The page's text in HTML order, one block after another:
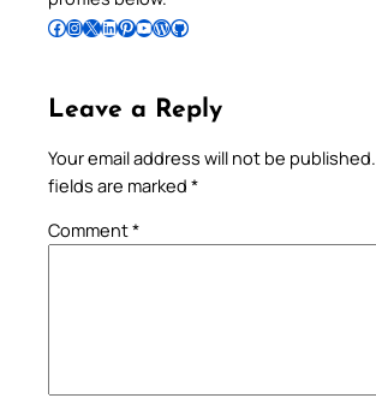
Follow Pradeep on Facebook Follow Pradeep on InstagramFollow Pradeep on X Follow Pradeep on LinkedIn Follow Pradeep on Pinterest Subscribe to Pradeep’s Youtube Channel Follow Pradeep on WordPress Follow Pradeep on GitHub
Leave a Reply
Your email address will not be published.
fields are marked *
Comment*